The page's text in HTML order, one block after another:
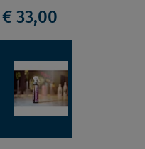
€ 33,00